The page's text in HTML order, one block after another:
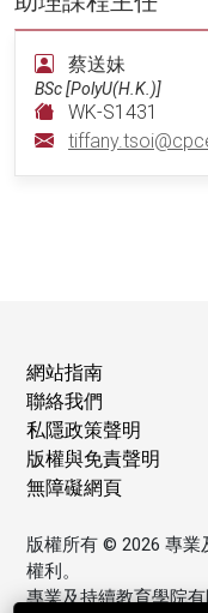
蔡送妹
BSc [PolyU(H.K.)]
WK-S1431
網站指南
聯絡我們
私隱政策聲明
版權與免責聲明
無障礙網頁
版權所有 © 2026 專業
權利。
專業及持續教育學院